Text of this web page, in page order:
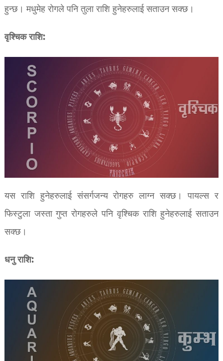
हुन्छ। मधुमेह रोगले पनि तुला राशि हुनेहरुलाई सताउन सक्छ।
वृश्चिक राशि:
यस राशि हुनेहरुलाई संसर्गजन्य रोगहरु लाग्न सक्छ। पायल्स र
फिस्टुला जस्ता गुप्त रोगहरुले पनि वृश्चिक राशि हुनेहरुलाई सताउन
सक्छ।
धनु राशि: